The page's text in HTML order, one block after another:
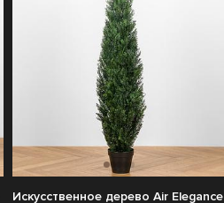
Искусственное дерево Air Elegance